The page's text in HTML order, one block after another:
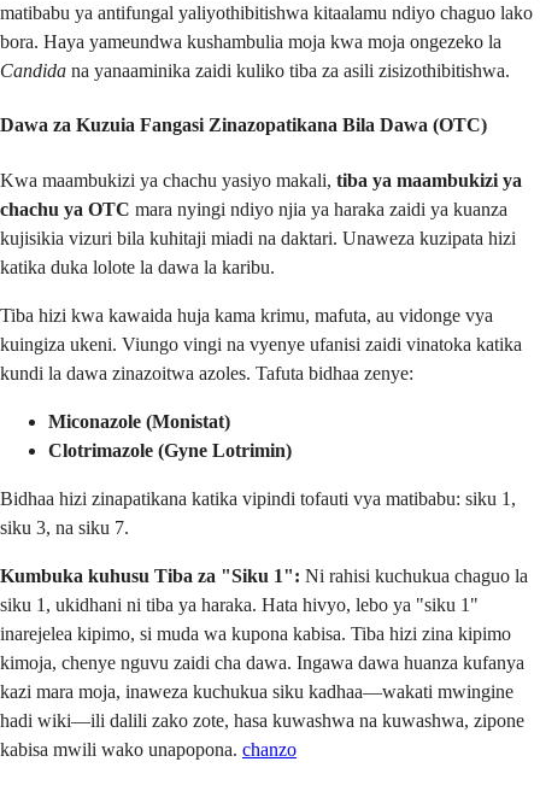
matibabu ya antifungal yaliyothibitishwa kitaalamu ndiyo chaguo lako
bora. Haya yameundwa kushambulia moja kwa moja ongezeko la
Candida na yanaaminika zaidi kuliko tiba za asili zisizothibitishwa.
Dawa za Kuzuia Fangasi Zinazopatikana Bila Dawa (OTC)
Kwa maambukizi ya chachu yasiyo makali, tiba ya maambukizi ya
chachu ya OTC mara nyingi ndiyo njia ya haraka zaidi ya kuanza
kujisikia vizuri bila kuhitaji miadi na daktari. Unaweza kuzipata hizi
katika duka lolote la dawa la karibu.
Tiba hizi kwa kawaida huja kama krimu, mafuta, au vidonge vya
kuingiza ukeni. Viungo vingi na vyenye ufanisi zaidi vinatoka katika
kundi la dawa zinazoitwa azoles. Tafuta bidhaa zenye:
Miconazole (Monistat)
Clotrimazole (Gyne Lotrimin)
Bidhaa hizi zinapatikana katika vipindi tofauti vya matibabu: siku 1,
siku 3, na siku 7.
Kumbuka kuhusu Tiba za "Siku 1": Ni rahisi kuchukua chaguo la
siku 1, ukidhani ni tiba ya haraka. Hata hivyo, lebo ya "siku 1"
inarejelea kipimo, si muda wa kupona kabisa. Tiba hizi zina kipimo
kimoja, chenye nguvu zaidi cha dawa. Ingawa dawa huanza kufanya
kazi mara moja, inaweza kuchukua siku kadhaa—wakati mwingine
hadi wiki—ili dalili zako zote, hasa kuwashwa na kuwashwa, zipone
kabisa mwili wako unapopona. chanzo